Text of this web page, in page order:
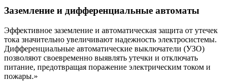
Заземление и дифференциальные автоматы
Эффективное заземление и автоматическая защита от утечек
тока значительно увеличивают надежность электросистемы.
Дифференциальные автоматические выключатели (УЗО)
позволяют своевременно выявлять утечки и отключать
питание, предотвращая поражение электрическим током и
пожары.»